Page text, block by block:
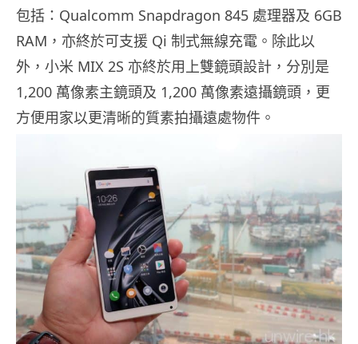
包括：Qualcomm Snapdragon 845 處理器及 6GB
RAM，亦終於可支援 Qi 制式無線充電。除此以
外，小米 MIX 2S 亦終於用上雙鏡頭設計，分別是
1,200 萬像素主鏡頭及 1,200 萬像素遠攝鏡頭，更
方便用家以更清晰的質素拍攝遠處物件。